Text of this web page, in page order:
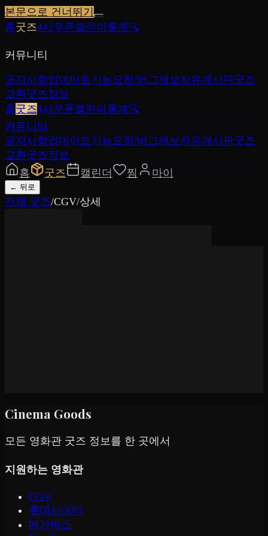
본문으로 건너뛰기
홈굿즈4사쿠폰캘린더 통계 🔍
커뮤니티
공지사항업데이트기능요청/버그제보자유게시판굿즈
교환굿즈정보
홈굿즈4사쿠폰캘린더 통계 🔍
커뮤니티
공지사항업데이트기능요청/버그제보자유게시판굿즈
교환굿즈정보
홈
굿즈 캘린더 찜 마이
← 뒤로
전체 굿즈/CGV/상세
Cinema Goods
모든 영화관 굿즈 정보를 한 곳에서
지원하는 영화관
CGV
롯데시네마
메가박스